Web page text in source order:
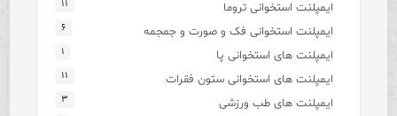
ایمپلنت استخوانی تروما ۱۱
ایمپلنت استخوانی فک و صورت و جمجمه ۶
ایمپلنت های استخوانی پا ۱
ایمپلنت های استخوانی ستون فقرات ۱۱
ایمپلنت های طب ورزشی ۳